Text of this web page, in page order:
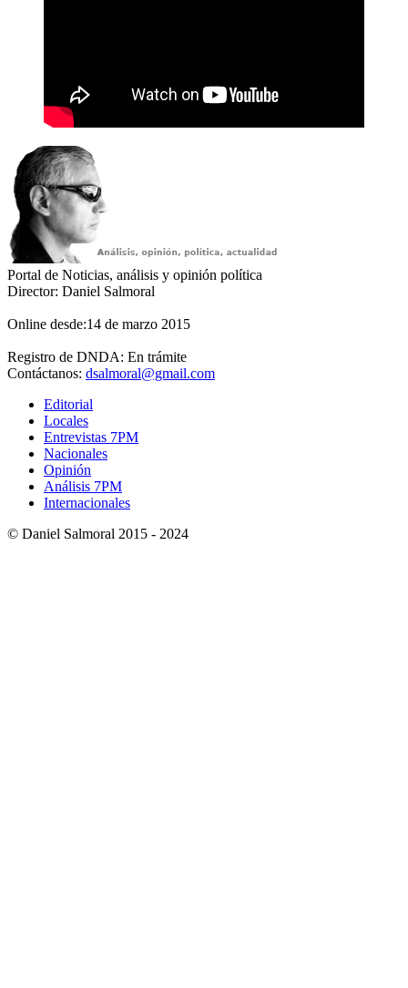
Portal de Noticias, análisis y opinión política
Director: Daniel Salmoral
Online desde:14 de marzo 2015
Registro de DNDA: En trámite
Contáctanos: dsalmoral@gmail.com
Editorial
Locales
Entrevistas 7PM
Nacionales
Opinión
Análisis 7PM
Internacionales
© Daniel Salmoral 2015 - 2024